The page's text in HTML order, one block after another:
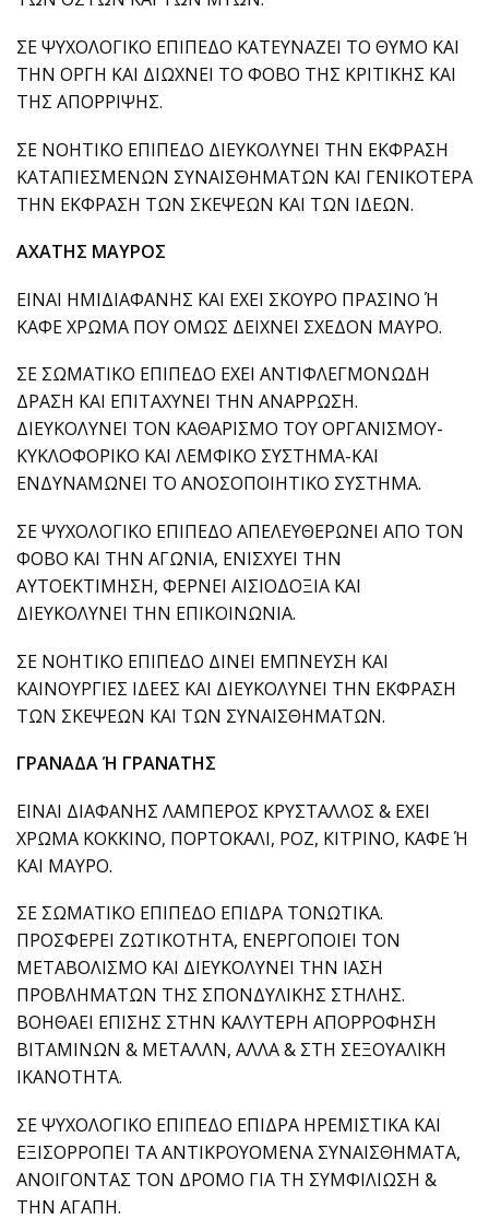
ΣΕ ΨΥΧΟΛΟΓΙΚΟ ΕΠΙΠΕΔΟ ΚΑΤΕΥΝΑΖΕΙ ΤΟ ΘΥΜΟ ΚΑΙ
ΤΗΝ ΟΡΓΗ ΚΑΙ ΔΙΩΧΝΕΙ ΤΟ ΦΟΒΟ ΤΗΣ ΚΡΙΤΙΚΗΣ ΚΑΙ
ΤΗΣ ΑΠΟΡΡΙΨΗΣ.
ΣΕ ΝΟΗΤΙΚΟ ΕΠΙΠΕΔΟ ΔΙΕΥΚΟΛΥΝΕΙ ΤΗΝ ΕΚΦΡΑΣΗ
ΚΑΤΑΠΙΕΣΜΕΝΩΝ ΣΥΝΑΙΣΘΗΜΑΤΩΝ ΚΑΙ ΓΕΝΙΚΟΤΕΡΑ
ΤΗΝ ΕΚΦΡΑΣΗ ΤΩΝ ΣΚΕΨΕΩΝ ΚΑΙ ΤΩΝ ΙΔΕΩΝ.
ΑΧΑΤΗΣ ΜΑΥΡΟΣ
ΕΙΝΑΙ ΗΜΙΔΙΑΦΑΝΗΣ ΚΑΙ ΕΧΕΙ ΣΚΟΥΡΟ ΠΡΑΣΙΝΟ Ή
ΚΑΦΕ ΧΡΩΜΑ ΠΟΥ ΟΜΩΣ ΔΕΙΧΝΕΙ ΣΧΕΔΟΝ ΜΑΥΡΟ.
ΣΕ ΣΩΜΑΤΙΚΟ ΕΠΙΠΕΔΟ ΕΧΕΙ ΑΝΤΙΦΛΕΓΜΟΝΩΔΗ
ΔΡΑΣΗ ΚΑΙ ΕΠΙΤΑΧΥΝΕΙ ΤΗΝ ΑΝΑΡΡΩΣΗ.
ΔΙΕΥΚΟΛΥΝΕΙ ΤΟΝ ΚΑΘΑΡΙΣΜΟ ΤΟΥ ΟΡΓΑΝΙΣΜΟΥ-
ΚΥΚΛΟΦΟΡΙΚΟ ΚΑΙ ΛΕΜΦΙΚΟ ΣΥΣΤΗΜΑ-ΚΑΙ
ΕΝΔΥΝΑΜΩΝΕΙ ΤΟ ΑΝΟΣΟΠΟΙΗΤΙΚΟ ΣΥΣΤΗΜΑ.
ΣΕ ΨΥΧΟΛΟΓΙΚΟ ΕΠΙΠΕΔΟ ΑΠΕΛΕΥΘΕΡΩΝΕΙ ΑΠΟ ΤΟΝ
ΦΟΒΟ ΚΑΙ ΤΗΝ ΑΓΩΝΙΑ, ΕΝΙΣΧΥΕΙ ΤΗΝ
ΑΥΤΟΕΚΤΙΜΗΣΗ, ΦΕΡΝΕΙ ΑΙΣΙΟΔΟΞΙΑ ΚΑΙ
ΔΙΕΥΚΟΛΥΝΕΙ ΤΗΝ ΕΠΙΚΟΙΝΩΝΙΑ.
ΣΕ ΝΟΗΤΙΚΟ ΕΠΙΠΕΔΟ ΔΙΝΕΙ ΕΜΠΝΕΥΣΗ ΚΑΙ
ΚΑΙΝΟΥΡΓΙΕΣ ΙΔΕΕΣ ΚΑΙ ΔΙΕΥΚΟΛΥΝΕΙ ΤΗΝ ΕΚΦΡΑΣΗ
ΤΩΝ ΣΚΕΨΕΩΝ ΚΑΙ ΤΩΝ ΣΥΝΑΙΣΘΗΜΑΤΩΝ.
ΓΡΑΝΑΔΑ Ή ΓΡΑΝΑΤΗΣ
ΕΙΝΑΙ ΔΙΑΦΑΝΗΣ ΛΑΜΠΕΡΟΣ ΚΡΥΣΤΑΛΛΟΣ & ΕΧΕΙ
ΧΡΩΜΑ ΚΟΚΚΙΝΟ, ΠΟΡΤΟΚΑΛΙ, ΡΟΖ, ΚΙΤΡΙΝΟ, ΚΑΦΕ Ή
ΚΑΙ ΜΑΥΡΟ.
ΣΕ ΣΩΜΑΤΙΚΟ ΕΠΙΠΕΔΟ ΕΠΙΔΡΑ ΤΟΝΩΤΙΚΑ.
ΠΡΟΣΦΕΡΕΙ ΖΩΤΙΚΟΤΗΤΑ, ΕΝΕΡΓΟΠΟΙΕΙ ΤΟΝ
ΜΕΤΑΒΟΛΙΣΜΟ ΚΑΙ ΔΙΕΥΚΟΛΥΝΕΙ ΤΗΝ ΙΑΣΗ
ΠΡΟΒΛΗΜΑΤΩΝ ΤΗΣ ΣΠΟΝΔΥΛΙΚΗΣ ΣΤΗΛΗΣ.
ΒΟΗΘΑΕΙ ΕΠΙΣΗΣ ΣΤΗΝ ΚΑΛΥΤΕΡΗ ΑΠΟΡΡΟΦΗΣΗ
ΒΙΤΑΜΙΝΩΝ & ΜΕΤΑΛΛΝ, ΑΛΛΑ & ΣΤΗ ΣΕΞΟΥΑΛΙΚΗ
ΙΚΑΝΟΤΗΤΑ.
ΣΕ ΨΥΧΟΛΟΓΙΚΟ ΕΠΙΠΕΔΟ ΕΠΙΔΡΑ ΗΡΕΜΙΣΤΙΚΑ ΚΑΙ
ΕΞΙΣΟΡΡΟΠΕΙ ΤΑ ΑΝΤΙΚΡΟΥΟΜΕΝΑ ΣΥΝΑΙΣΘΗΜΑΤΑ,
ΑΝΟΙΓΟΝΤΑΣ ΤΟΝ ΔΡΟΜΟ ΓΙΑ ΤΗ ΣΥΜΦΙΛΙΩΣΗ &
ΤΗΝ ΑΓΑΠΗ.